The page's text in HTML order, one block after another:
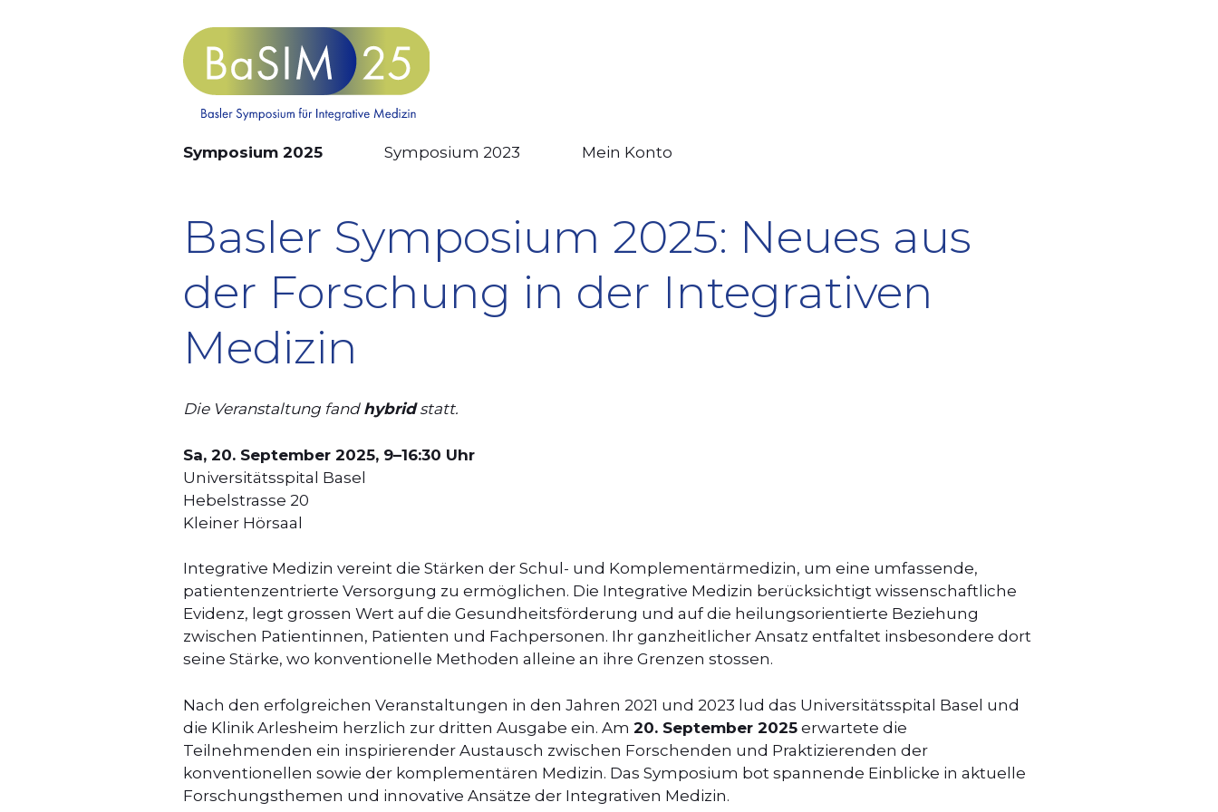
Skip
to
content
Symposium 2025 Symposium 2023 Mein Konto
Basler Symposium 2025: Neues aus
der Forschung in der Integrativen
Medizin
Die Veranstaltung fand hybridstatt.
Sa, 20. September 2025, 9–16:30 Uhr
Universitätsspital Basel
Hebelstrasse 20
Kleiner Hörsaal
Integrative Medizin vereint die Stärken der Schul- und Komplementärmedizin, um eine umfassende,
patientenzentrierte Versorgung zu ermöglichen. Die Integrative Medizin berücksichtigt wissenschaftliche
Evidenz, legt grossen Wert auf die Gesundheitsförderung und auf die heilungsorientierte Beziehung
zwischen Patientinnen, Patienten und Fachpersonen. Ihr ganzheitlicher Ansatz entfaltet insbesondere dort
seine Stärke, wo konventionelle Methoden alleine an ihre Grenzen stossen.
Nach den erfolgreichen Veranstaltungen in den Jahren 2021 und 2023 lud das Universitätsspital Basel und
die Klinik Arlesheim herzlich zur dritten Ausgabe ein. Am 20. September 2025 erwartete die
Teilnehmenden ein inspirierender Austausch zwischen Forschenden und Praktizierenden der
konventionellen sowie der komplementären Medizin. Das Symposium bot spannende Einblicke in aktuelle
Forschungsthemen und innovative Ansätze der Integrativen Medizin.